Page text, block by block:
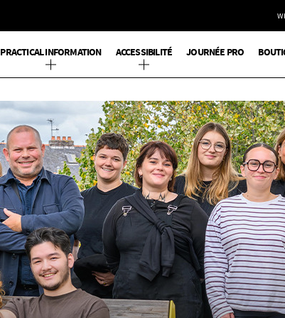
PRACTICAL INFORMATION ACCESSIBILITÉ JOURNÉE PRO